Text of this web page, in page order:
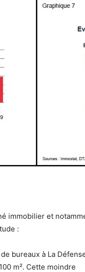
immobilier et
:
bureaux à La
m². Cette moindre